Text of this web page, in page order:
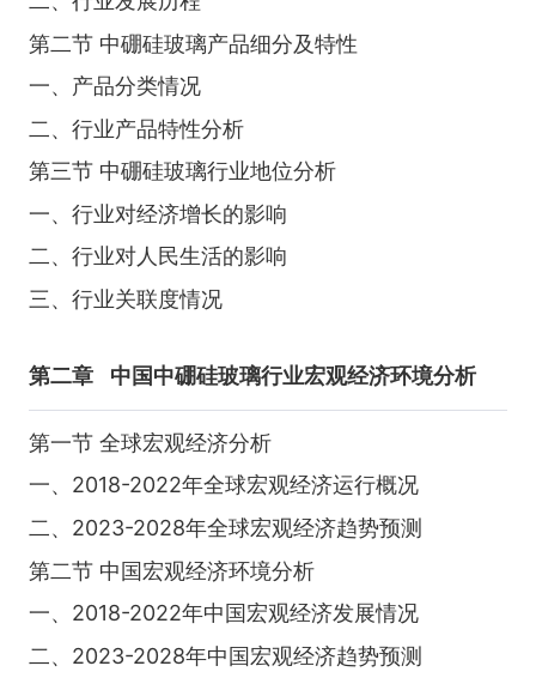
第二节 中硼硅玻璃产品细分及特性
一、产品分类情况
二、行业产品特性分析
第三节 中硼硅玻璃行业地位分析
一、行业对经济增长的影响
二、行业对人民生活的影响
三、行业关联度情况
第二章 中国中硼硅玻璃行业宏观经济环境分析
第一节 全球宏观经济分析
一、2018-2022年全球宏观经济运行概况
二、2023-2028年全球宏观经济趋势预测
第二节 中国宏观经济环境分析
一、2018-2022年中国宏观经济发展情况
二、2023-2028年中国宏观经济趋势预测